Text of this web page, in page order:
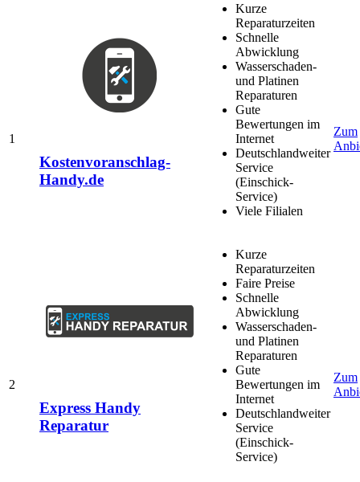
1
Kostenvoranschlag-
Handy.de
Kurze
Reparaturzeiten
Schnelle
Abwicklung
Wasserschaden-
und Platinen
Reparaturen
Gute
Bewertungen im
Internet
Deutschlandweiter
Service
(Einschick-
Service)
Viele Filialen
Zum
2
Express Handy
Reparatur
Kurze
Reparaturzeiten
Faire Preise
Schnelle
Abwicklung
Wasserschaden-
und Platinen
Reparaturen
Gute
Bewertungen im
Internet
Deutschlandweiter
Service
(Einschick-
Service)
Zum